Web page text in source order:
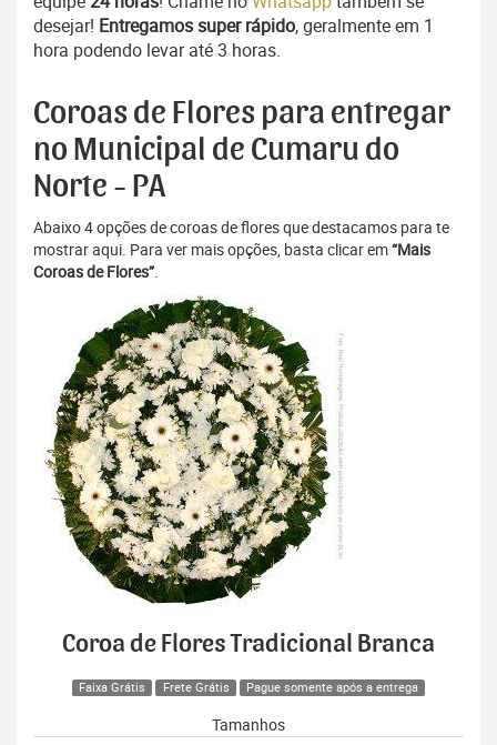
desejar! Entregamos super rápido, geralmente em 1
hora podendo levar até 3 horas.
Coroas de Flores para entregar
no Municipal de Cumaru do
Norte - PA
Abaixo 4 opções de coroas de flores que destacamos para te
mostrar aqui. Para ver mais opções, basta clicar em“Mais
Coroas de Flores”.
Coroa de Flores Tradicional Branca
Faixa Grátis Frete Grátis Pague somente após a entrega
Tamanhos